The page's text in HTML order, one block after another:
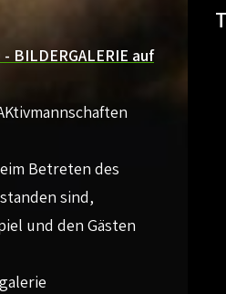
BILDERGALERIE auf
Betreten des
sind,
und den Gästen